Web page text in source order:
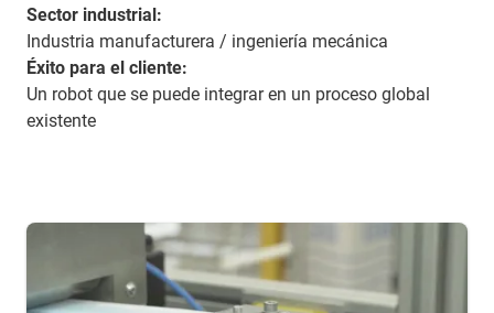
Sector industrial:
Industria manufacturera / ingeniería mecánica
Éxito para el cliente:
Un robot que se puede integrar en un proceso global
existente